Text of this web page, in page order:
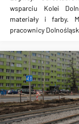
wsparciu Kolei
materiały i farby.
pracownicy